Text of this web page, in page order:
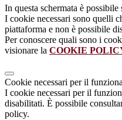
In questa schermata è
I cookie necessari sono quelli
piattaforma e non è possibile
Per conoscere quali sono i
visionare la COOKIE
Cookie necessari per il
I cookie necessari per il
disabilitati. È possibile
policy.